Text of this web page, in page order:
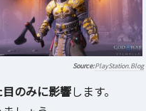
PlayStation.Blog
のみに影響します。